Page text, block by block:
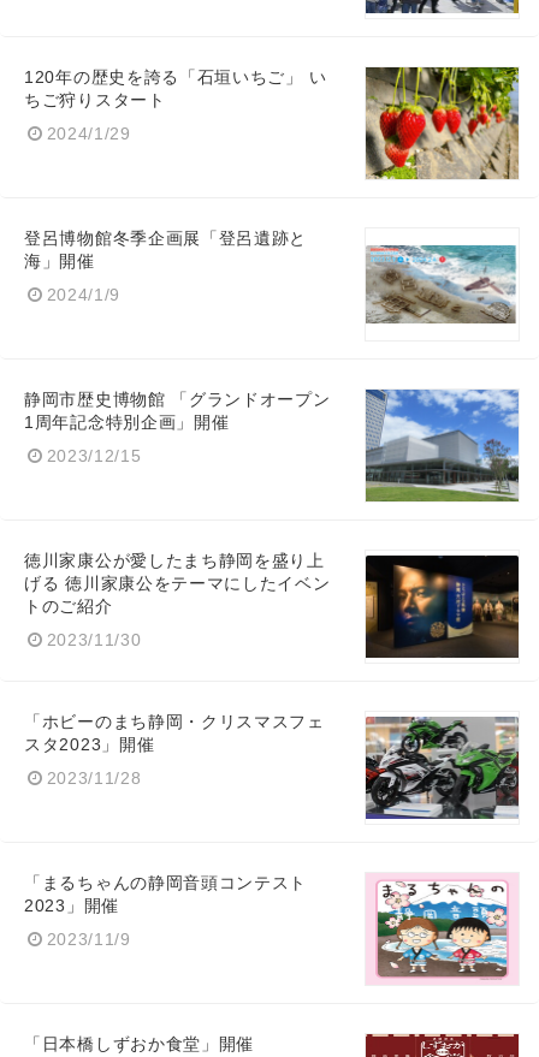
120年の歴史を誇る「石垣いちご」 い
ちご狩りスタート
2024/1/29
登呂博物館冬季企画展「登呂遺跡と
海」開催
2024/1/9
静岡市歴史博物館 「グランドオープン
1周年記念特別企画」開催
2023/12/15
徳川家康公が愛したまち静岡を盛り上
げる 徳川家康公をテーマにしたイベン
トのご紹介
2023/11/30
「ホビーのまち静岡・クリスマスフェ
スタ2023」開催
2023/11/28
「まるちゃんの静岡音頭コンテスト
2023」開催
2023/11/9
「日本橋しずおか食堂」開催